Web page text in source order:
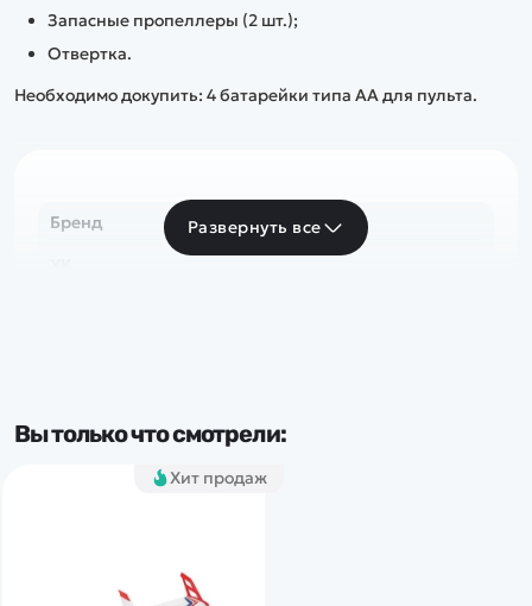
Запасные пропеллеры (2 шт.);
Отвертка.
Необходимо докупить: 4 батарейки типа AA для пульта.
Бренд
Развернуть все
Вы только что смотрели:
Хит продаж